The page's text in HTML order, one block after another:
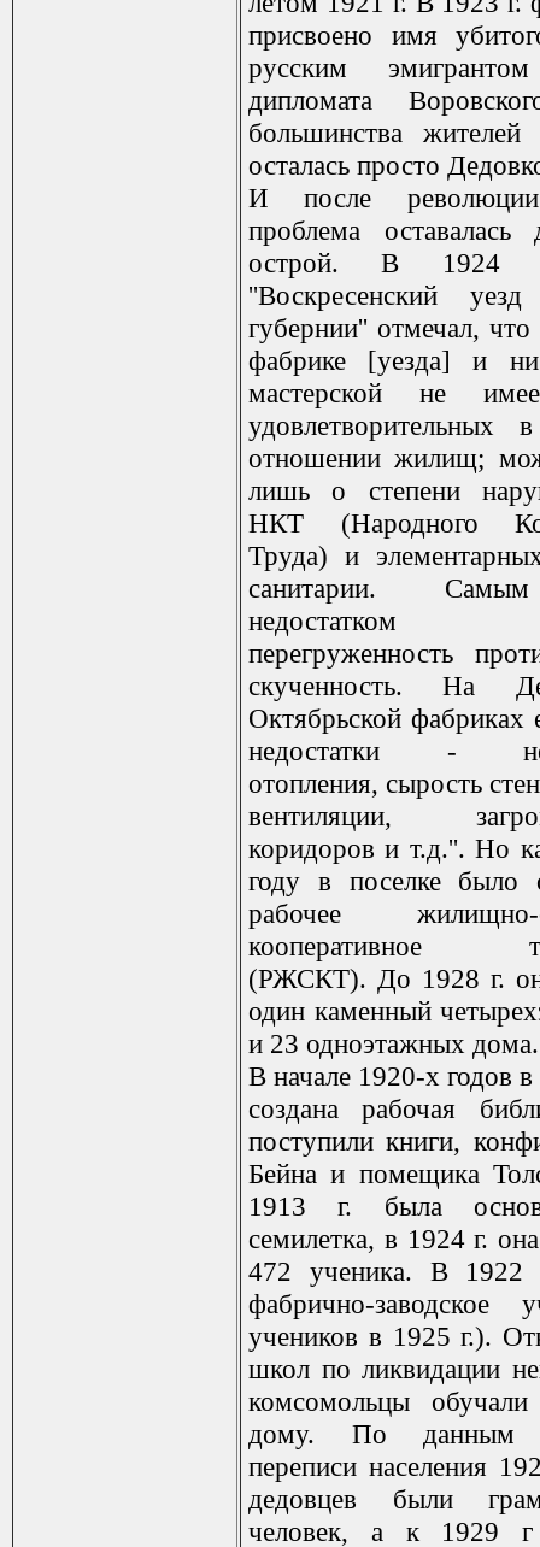
присвоено имя
русским эмигрантом
дипломата
большинства жителей
осталась просто
И после
проблема оставалась
острой. В 1924
''Воскресенский
губернии'' отмечал,
фабрике [уезда] и
мастерской не
удовлетворительных
отношении жилищ;
лишь о степени
НКТ (Народного
Труда) и
санитарии.
недостатком
перегруженность
скученность. На
Октябрьской фабриках
недостатки -
отопления, сырость
вентиляции,
коридоров и т.д.''. Но
году в поселке было
рабочее жилищно-
кооперативное
(РЖСКТ). До 1928 г.
один каменный
и 23 одноэтажных дома.
В начале 1920-х годов
создана рабочая
поступили книги,
Бейна и помещика
1913 г. была
семилетка, в 1924 г.
472 ученика. В 1922
фабрично-заводское
учеников в 1925 г.).
школ по ликвидации
комсомольцы
дому. По данным
переписи населения
дедовцев были
человек, а к 1929 г